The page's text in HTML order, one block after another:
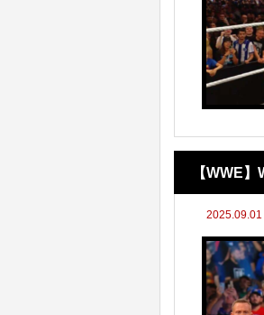
【WWE
界王座防
2025.09.01